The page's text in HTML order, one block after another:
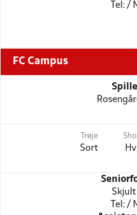
Tel: /
FC Campus
Trøje
Sort
Skjult
Tel: /